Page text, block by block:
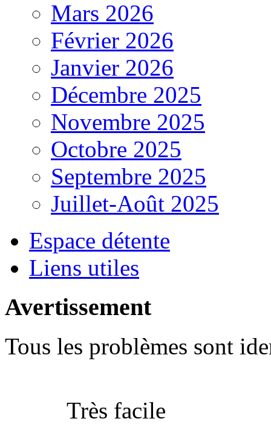
Mars 2026
Février 2026
Janvier 2026
Décembre 2025
Novembre 2025
Octobre 2025
Septembre 2025
Juillet-Août 2025
Espace détente
Liens utiles
Avertissement
Tous les problèmes sont
Très facile